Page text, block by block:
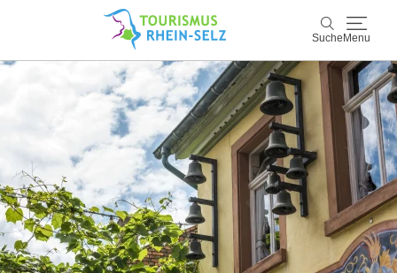
Suche Menu
Suche
Rhein-Selz
Entdecken & Erleben
Wein & Genuss
Kultur & Events